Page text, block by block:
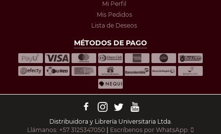
Mi Perfil
Mis Pedidos
Lista de Deseos
MÉTODOS DE PAGO
Distribuidora y Librería Universitaria Ltda.
Llámanos: +57 3125347050 | Escríbenos por WhatsApp: